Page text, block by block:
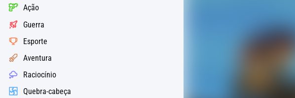
Ação
Guerra
Esporte
Aventura
Raciocínio
Quebra-cabeça